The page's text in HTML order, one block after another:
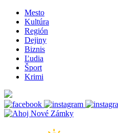
Mesto
Kultúra
Región
Dejiny
Biznis
Ľudia
Šport
Krimi